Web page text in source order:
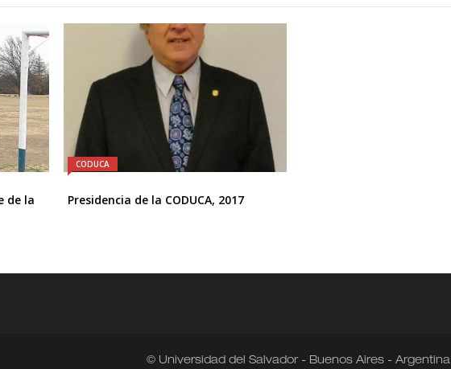
de la
CODUCA
Presidencia de la CODUCA, 2017
© Universidad del Salvador - Buenos Aires - Argentina